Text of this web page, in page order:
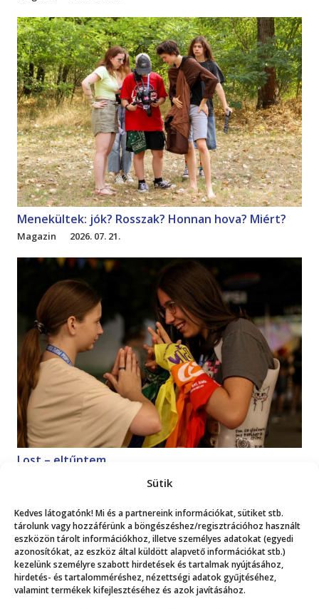
Sütik
Kedves látogatónk! Mi és a partnereink információkat, sütiket stb.
tárolunk vagy hozzáférünk a böngészéshez/regisztrációhoz használt
eszközön tárolt információkhoz, illetve személyes adatokat (egyedi
azonosítókat, az eszköz által küldött alapvető információkat stb.)
kezelünk személyre szabott hirdetések és tartalmak nyújtásához,
hirdetés- és tartalomméréshez, nézettségi adatok gyűjtéséhez,
valamint termékek kifejlesztéséhez és azok javításához.
Menekültek: jók? Rosszak? Honnan hova? Miért?
Magazin 2026. 07. 21.
Lost – eltűntem
Mutasd a többit!